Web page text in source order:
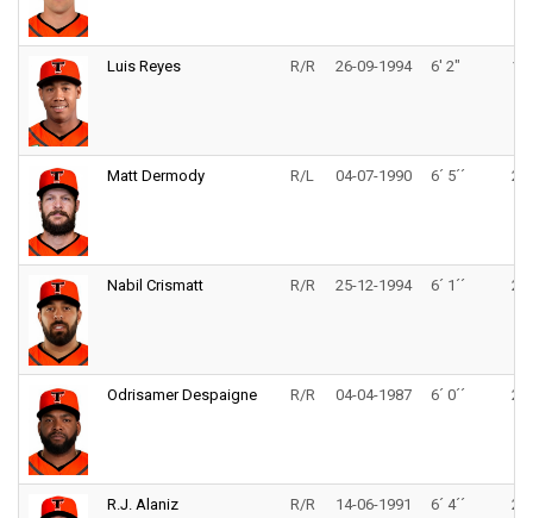
Luis Reyes R/R 26-09-1994 6' 2"
Matt Dermody R/L 04-07-1990 6´ 5´´
Nabil Crismatt R/R 25-12-1994 6´ 1´´
Odrisamer Despaigne R/R 04-04-1987 6´ 0´´
R.J. Alaniz R/R 14-06-1991 6´ 4´´